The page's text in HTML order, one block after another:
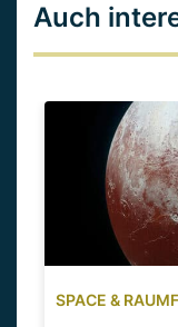
Auch
SPACE &